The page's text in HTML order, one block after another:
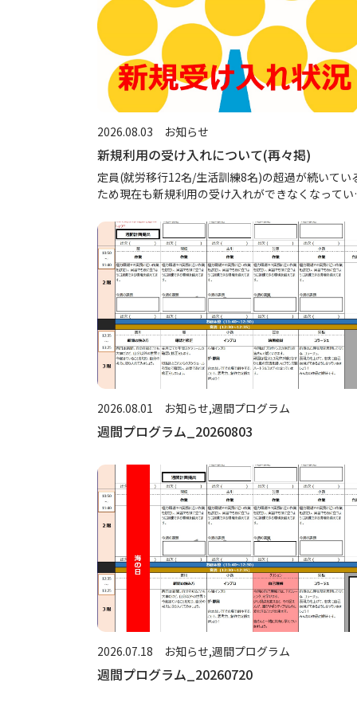
2026.08.03 お知らせ
新規利用の受け入れについて(再々掲)
定員(就労移行12名/生活訓練8名)の超過が続いてい
ため現在も新規利用の受け入れができなくなってい
遠慮なくご連絡ください。※特に18歳以降の福祉サ
ービスや将来の経済不安 […]
2026.08.01 お知らせ 週間プログラム
週間プログラム_20260803
2026.07.18 お知らせ 週間プログラム
週間プログラム_20260720